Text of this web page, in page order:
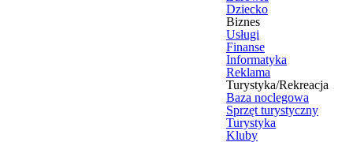
Dziecko
Biznes
Usługi
Finanse
Informatyka
Reklama
Turystyka/Rekreacja
Baza noclegowa
Sprzęt turystyczny
Turystyka
Kluby